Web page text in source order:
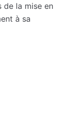
de la mise en
à sa